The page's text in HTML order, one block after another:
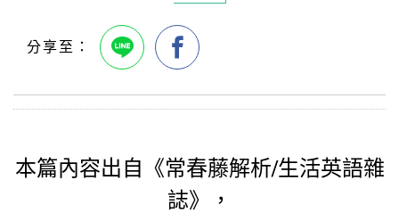
本篇內容出自《常春藤解析/生活英語雜
誌》，